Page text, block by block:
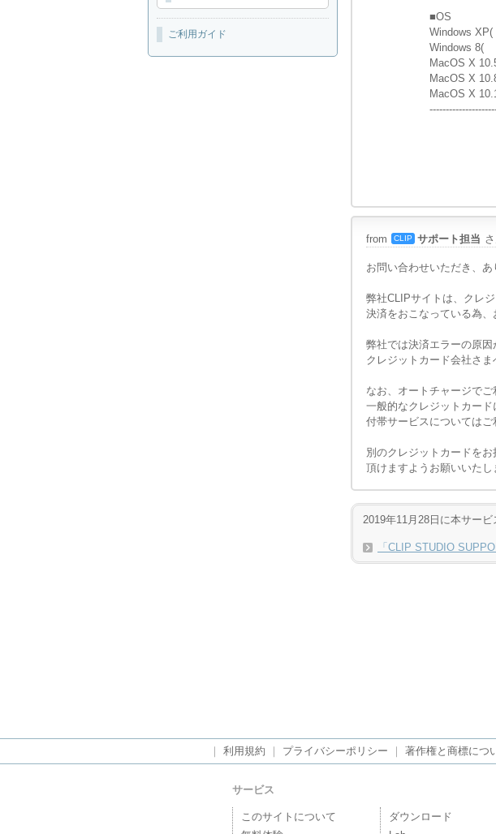
ご利用ガイド
■OS
Windows
Windows
MacOS X
MacOS X
MacOS X
from CLIP サポート担当
お問い合わせいただき、あ
弊社CLIPサイトは、クレ
決済をおこなっている為、
弊社では決済エラーの原
クレジットカード会社さ
なお、オートチャージで
一般的なクレジットカー
付帯サービスについてはご
別のクレジットカードを
頂けますようお願いいたし
2019年11月28日に本サー
「CLIP STUDIO
利用規約 プライバシーポリシー 著作権と商標につ
サービス
このサイトについて
ダウンロード